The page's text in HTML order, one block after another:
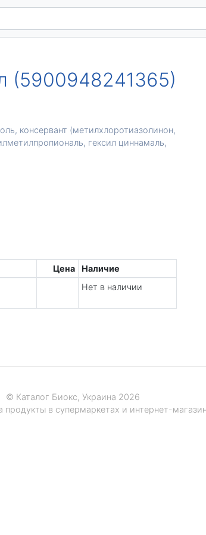
(5900948241365)
консервант (метилхлоротиазолинон,
гексил циннамаль,
Цена
Наличие
Нет в наличии
© Каталог Биокс, Украина 2026
продукты в супермаркетах и интернет-